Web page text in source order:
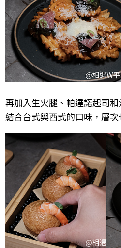
再加入生火腿、帕達諾起司和
結合台式與西式的口味，層